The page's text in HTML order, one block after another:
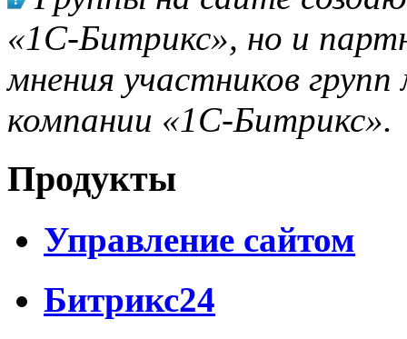
«1С-Битрикс», но и
мнения участников
компании «1С-Битрикс».
Продукты
Управление сайтом
Битрикс24